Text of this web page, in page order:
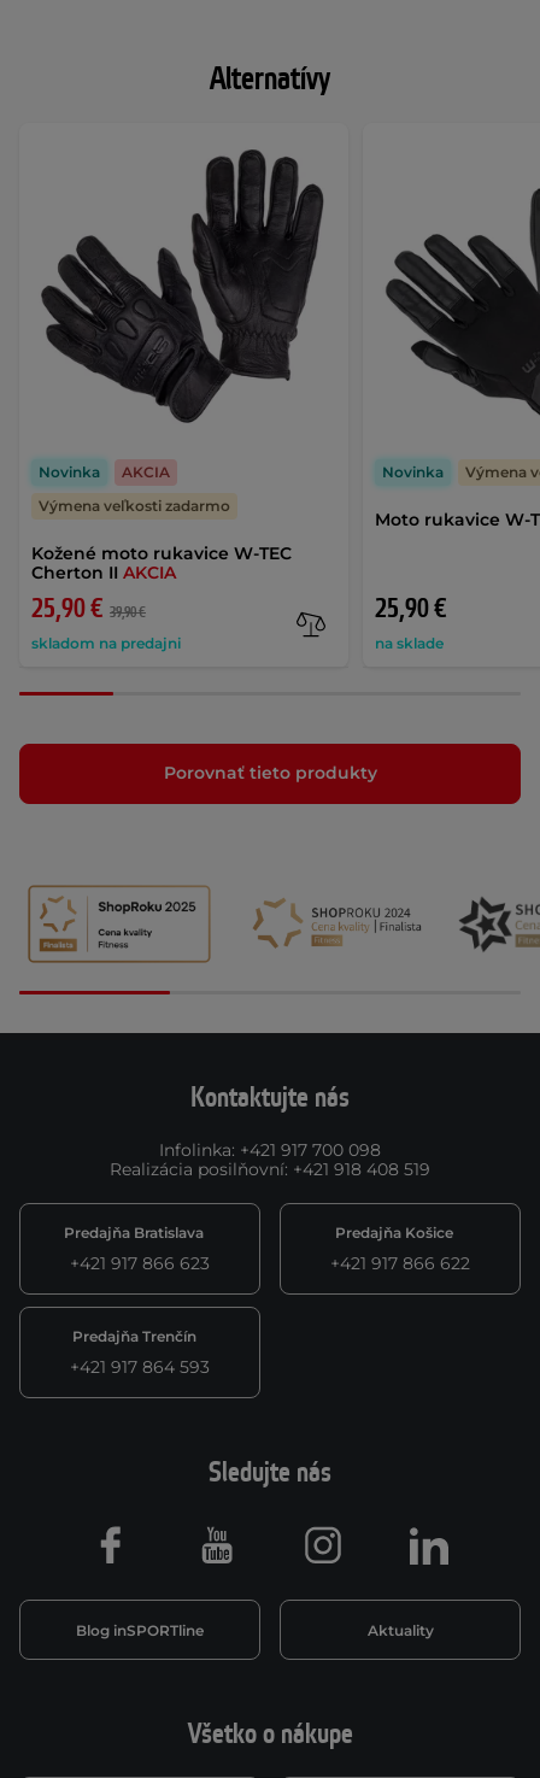
Alternatívy
Kožené moto rukavice W-TEC
Cherton II AKCIA
25,90 € 39,90 €
skladom na predajni
Novinka
AKCIA
Výmena veľkosti zadarmo
Moto rukavice W-
25,90 €
na sklade
Novinka Výmena
Porovnať tieto produkty
Kontaktujte nás
Infolinka: +421 917 700 098
Realizácia posilňovní: +421 918 408 519
Predajňa Bratislava
+421 917 866 623
Predajňa Košice
+421 917 866 622
Predajňa Trenčín
+421 917 864 593
Všetko o nákupe
Sledujte nás
Blog inSPORTline Aktuality
Facebook Youtube Instagram LinkedIn